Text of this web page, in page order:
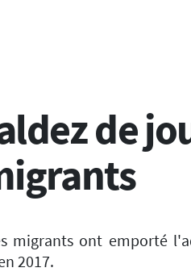
estrutural
de
migrants ont emporté
2017.